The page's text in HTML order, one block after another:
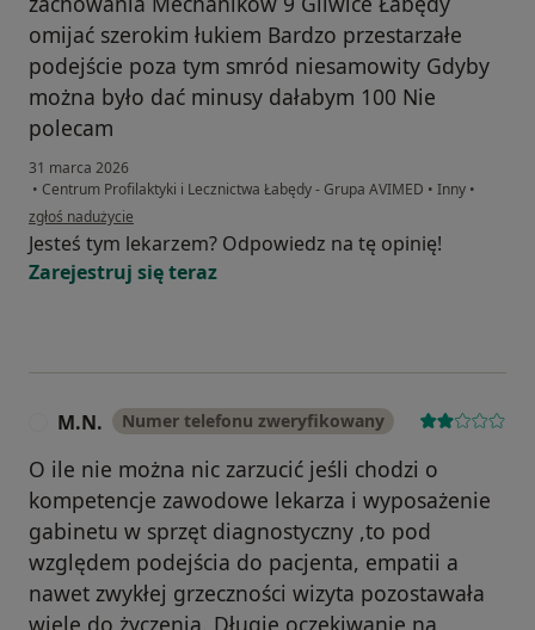
omijać szerokim łukiem Bardzo przestarzałe
podejście poza tym smród niesamowity Gdyby
można było dać minusy dałabym 100 Nie
polecam
31 marca 2026
• Centrum Profilaktyki i Lecznictwa Łabędy - Grupa AVIMED • Inny •
w opinii użytkownika Gość
zgłoś nadużycie
Jesteś tym lekarzem? Odpowiedz na tę opinię!
Zarejestruj się teraz
M.N. Numer telefonu zweryfikowany
O ile nie można nic zarzucić jeśli chodzi o
kompetencje zawodowe lekarza i wyposażenie
gabinetu w sprzęt diagnostyczny ,to pod
względem podejścia do pacjenta, empatii a
nawet zwykłej grzeczności wizyta pozostawała
wiele do życzenia. Długie oczekiwanie na